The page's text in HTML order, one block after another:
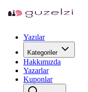
Yazılar
Kategoriler
Hakkımızda
Yazarlar
Kuponlar